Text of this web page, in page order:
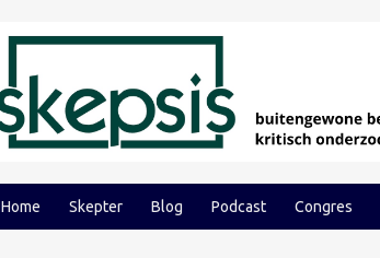
Home Skepter Blog Podcast Congres